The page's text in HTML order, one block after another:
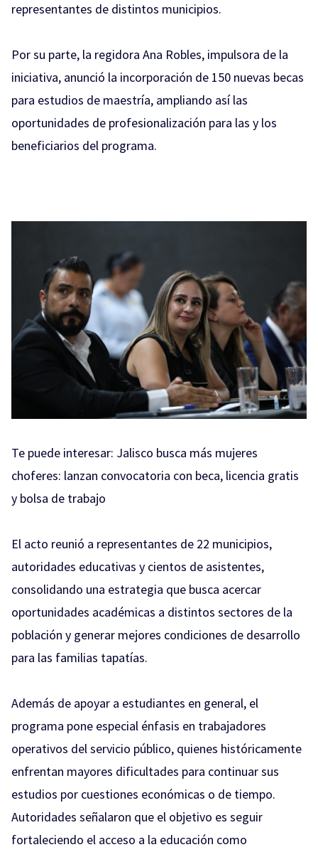
representantes de distintos municipios.
Por su parte, la regidora Ana Robles, impulsora de la
iniciativa, anunció la incorporación de 150 nuevas becas
para estudios de maestría, ampliando así las
oportunidades de profesionalización para las y los
beneficiarios del programa.
Te puede interesar: Jalisco busca más mujeres
choferes: lanzan convocatoria con beca, licencia gratis
y bolsa de trabajo
El acto reunió a representantes de 22 municipios,
autoridades educativas y cientos de asistentes,
consolidando una estrategia que busca acercar
oportunidades académicas a distintos sectores de la
población y generar mejores condiciones de desarrollo
para las familias tapatías.
Además de apoyar a estudiantes en general, el
programa pone especial énfasis en trabajadores
operativos del servicio público, quienes históricamente
enfrentan mayores dificultades para continuar sus
estudios por cuestiones económicas o de tiempo.
Autoridades señalaron que el objetivo es seguir
fortaleciendo el acceso a la educación como